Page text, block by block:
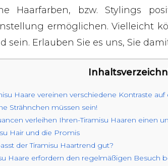
Haarfarben, bzw. Stylings
ermöglichen. Vielleicht
sein. Erlauben Sie es uns, Sie
Haare vereinen verschiedene Kontraste
Strähnchen müssen sein!
verleihen Ihren-Tiramisu Haaren einen
Hair und die Promis
der Tiramisu Haartrend gut?
Haare erfordern den regelmäßigen Besuch